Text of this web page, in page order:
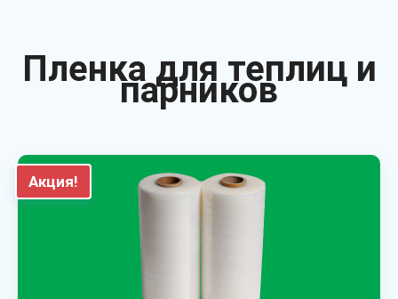
Пленка для теплиц и
парников
Акция!